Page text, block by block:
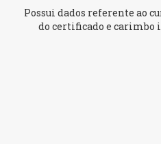
Possui dados referente ao
do certificado e carimbo